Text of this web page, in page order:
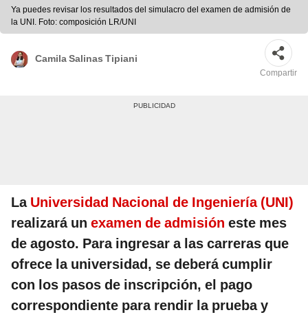
Ya puedes revisar los resultados del simulacro del examen de admisión de
la UNI. Foto: composición LR/UNI
Camila Salinas Tipiani
Compartir
La Universidad Nacional de Ingeniería (UNI)
realizará un examen de admisión este mes
de agosto. Para ingresar a las carreras que
ofrece la universidad, se deberá cumplir
con los pasos de inscripción, el pago
correspondiente para rendir la prueba y